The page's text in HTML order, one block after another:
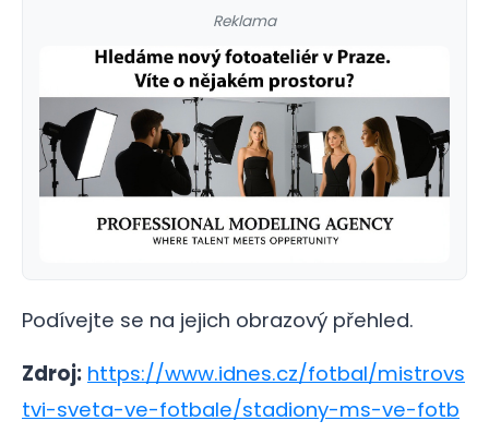
Reklama
Podívejte se na jejich obrazový přehled.
Zdroj: https://www.idnes.cz/fotbal/mistrovs
tvi-sveta-ve-fotbale/stadiony-ms-ve-fotb